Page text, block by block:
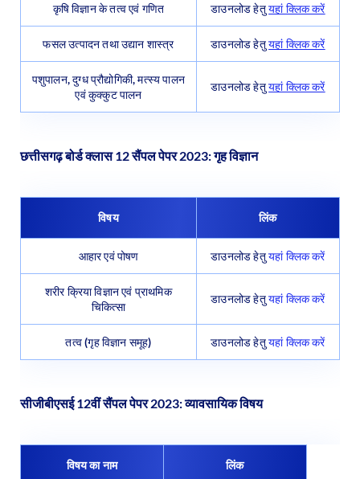
कृषि विज्ञान के तत्व एवं गणित डाउनलोड हेतुयहां क्लिक करें
फसल उत्पादन तथा उद्यान शास्त्र डाउनलोड हेतुयहां क्लिक करें
पशुपालन, दुग्ध प्रौद्योगिकी, मत्स्य पालन
एवं कुक्कुट पालन
डाउनलोड हेतुयहां क्लिक करें
छत्तीसगढ़ बोर्ड क्लास 12 सैंपल पेपर 2023: गृह विज्ञान
विषय लिंक
आहार एवं पोषण डाउनलोड हेतुयहां क्लिक करें
शरीर क्रिया विज्ञान एवं प्राथमिक
चिकित्सा
डाउनलोड हेतुयहां क्लिक करें
तत्व (गृह विज्ञान समूह) डाउनलोड हेतुयहां क्लिक करें
सीजीबीएसई 12वीं सैंपल पेपर2023: व्यावसायिक विषय
विषय का नाम लिंक